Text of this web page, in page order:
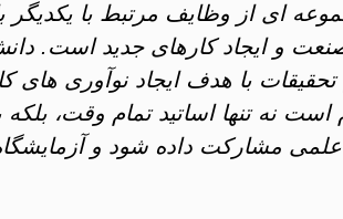
ای از وظایف مرتبط با یکدیگر
و ایجاد کارهای جدید است.
با هدف ایجاد نوآوری های
است نه تنها اساتید تمام وقت،
مشارکت داده شود و